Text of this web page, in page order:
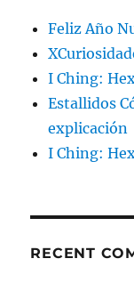
Feliz Año
I Ching:
Estallidos
explicación
I Ching:
RECENT